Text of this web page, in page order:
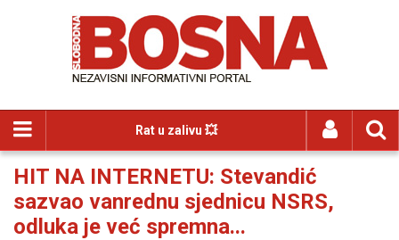
Rat u zalivu 💥
HIT NA INTERNETU: Stevandić
sazvao vanrednu sjednicu NSRS,
odluka je već spremna...